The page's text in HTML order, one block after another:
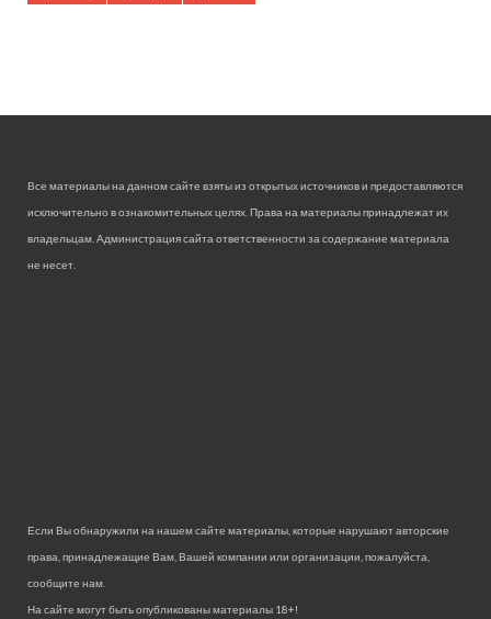
Все материалы на данном сайте взяты из открытых источников и предоставляются
исключительно в ознакомительных целях. Права на материалы принадлежат их
владельцам. Администрация сайта ответственности за содержание материала
не несет.
Если Вы обнаружили на нашем сайте материалы, которые нарушают авторские
права, принадлежащие Вам, Вашей компании или организации, пожалуйста,
сообщите нам.
На сайте могут быть опубликованы материалы 18+!